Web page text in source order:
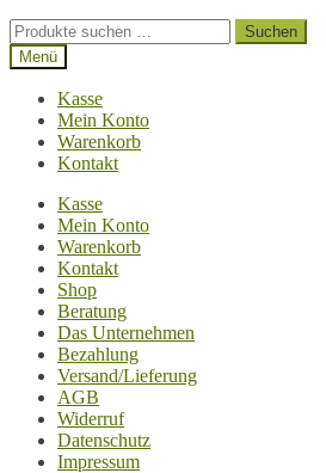
Suchen
nach:
Suchen
Menü
Kasse
Mein Konto
Warenkorb
Kontakt
Kasse
Mein Konto
Warenkorb
Kontakt
Shop
Beratung
Das Unternehmen
Bezahlung
Versand/Lieferung
AGB
Widerruf
Datenschutz
Impressum